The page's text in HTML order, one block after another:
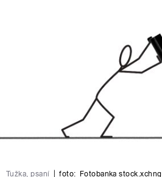
Tužka, psaní foto: Fotobanka stock.xchng